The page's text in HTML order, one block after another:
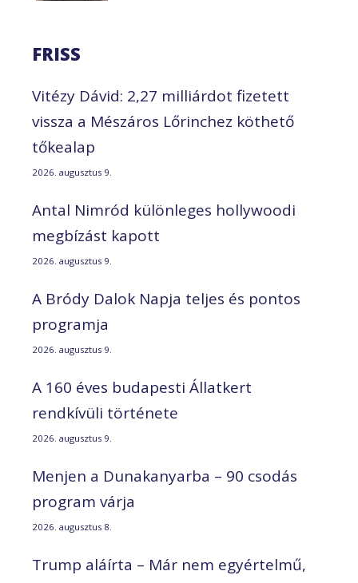
FRISS
Vitézy Dávid: 2,27 milliárdot fizetett
vissza a Mészáros Lőrinchez köthető
tőkealap
2026. augusztus 9.
Antal Nimród különleges hollywoodi
megbízást kapott
2026. augusztus 9.
A Bródy Dalok Napja teljes és pontos
programja
2026. augusztus 9.
A 160 éves budapesti Állatkert
rendkívüli története
2026. augusztus 9.
Menjen a Dunakanyarba – 90 csodás
program várja
2026. augusztus 8.
Trump aláírta – Már nem egyértelmű,